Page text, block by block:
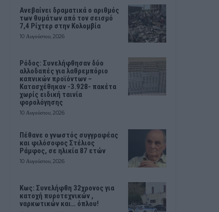
Ανεβαίνει δραματικά ο αριθμός
των θυμάτων από τον σεισμό
7,4 Ρίχτερ στην Κολομβία
10 Αυγούστου, 2026
Ρόδος: Συνελήφθησαν δύο
αλλοδαπές για λαθρεμπόριο
καπνικών προϊόντων –
Κατασχέθηκαν -3.928- πακέτα
χωρίς ειδική ταινία
φορολόγησης
10 Αυγούστου, 2026
Πέθανε ο γνωστός συγγραφέας
και φιλόσοφος Στέλιος
Ράμφος, σε ηλικία 87 ετών
10 Αυγούστου, 2026
Kως: Συνελήφθη 32χρονος για
κατοχή πυροτεχνικών ,
ναρκωτικών και… όπλου!